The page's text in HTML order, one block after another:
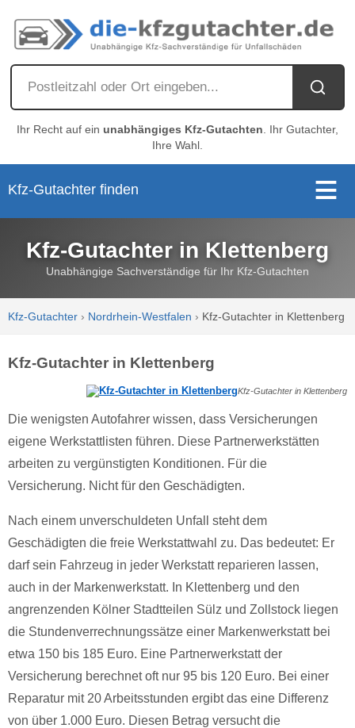
Ihr Recht auf ein unabhängiges Kfz-Gutachten . Ihr Gutachter,
Ihre Wahl.
Kfz-Gutachter finden
Kfz-Gutachter in Klettenberg
Unabhängige Sachverständige für Ihr Kfz-Gutachten
Kfz-Gutachter › Nordrhein-Westfalen › Kfz-Gutachter in Klettenberg
Kfz-Gutachter in Klettenberg
Kfz-Gutachter in Klettenberg
Die wenigsten Autofahrer wissen, dass Versicherungen
eigene Werkstattlisten führen. Diese Partnerwerkstätten
arbeiten zu vergünstigten Konditionen. Für die
Versicherung. Nicht für den Geschädigten.
Nach einem unverschuldeten Unfall steht dem
Geschädigten die freie Werkstattwahl zu. Das bedeutet: Er
darf sein Fahrzeug in jeder Werkstatt reparieren lassen,
auch in der Markenwerkstatt. In Klettenberg und den
angrenzenden Kölner Stadtteilen Sülz und Zollstock liegen
die Stundenverrechnungssätze einer Markenwerkstatt bei
etwa 150 bis 185 Euro. Eine Partnerwerkstatt der
Versicherung berechnet oft nur 95 bis 120 Euro. Bei einer
Reparatur mit 20 Arbeitsstunden ergibt das eine Differenz
von über 1.000 Euro. Diesen Betrag versucht die